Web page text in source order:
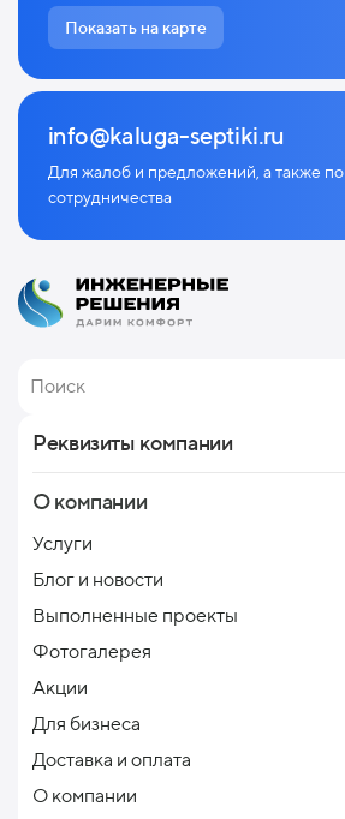
Показать на карте
info@kaluga-septiki.ru
Для жалоб и предложений, а также по
сотрудничества
Реквизиты компании
О компании
Услуги
Блог и новости
Выполненные проекты
Фотогалерея
Акции
Для бизнеса
Доставка и оплата
О компании